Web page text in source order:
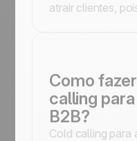
atrair clientes,
Como
calling
B2B?
Cold calling para